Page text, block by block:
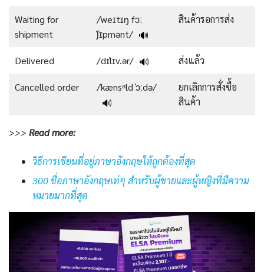
Waiting for
shipment
/ˈweɪtɪŋ fɔː
ˈʃɪpmənt/ 🔊
สินค้ารอการส่ง
Delivered /dɪˈlɪv.ər/ 🔊 ส่งแล้ว
Cancelled order
/ˈkænsᵊld ˈɔːdə/
🔊
ยกเลิกการสั่งซื้อ
สินค้า
>>> Readmore:
วิธีการเขียนที่อยู่ภาษาอังกฤษให้ถูกต้องที่สุด
300 ชื่อภาษาอังกฤษเท่ๆ สำหรับผู้ชายและผู้หญิงที่มีความ
หมายมากที่สุด